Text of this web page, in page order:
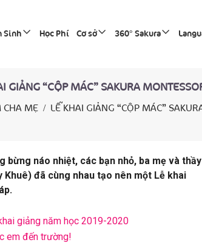
Sinh Học Phí Cơ sở 360° Sakura
GIẢNG “CỘP MÁC” SAKURA
CHA MẸ LỄ KHAI GIẢNG “CỘP MÁC”
náo nhiệt, các bạn nhỏ, ba mẹ và
đã cùng nhau tạo nên một Lễ khai
giảng năm học 2019-2020
em đến trường!